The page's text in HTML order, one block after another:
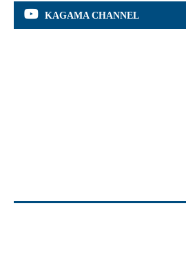
KAGAMA CHANNEL